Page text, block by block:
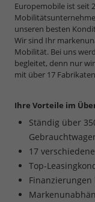
Europemobile ist seit
unseren besten
Wir sind Ihr
Mobilität. Bei uns
begleitet, denn nur
mit über 17
Ihre Vorteile im
Ständig über
17
Top-
Finanzierungen